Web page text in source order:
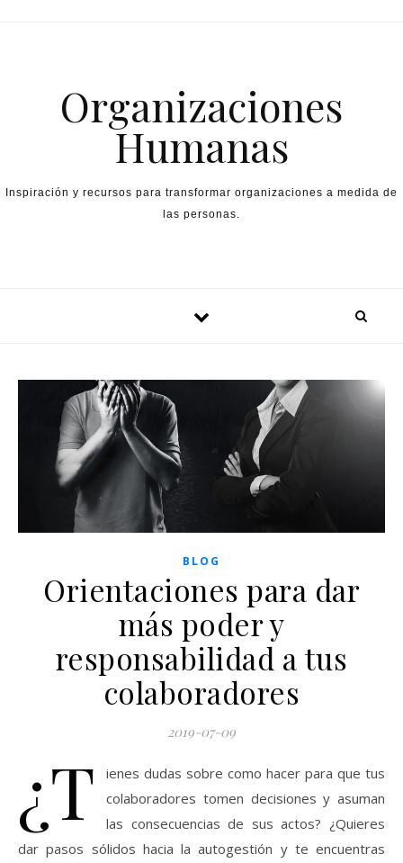
Organizaciones
Humanas
Inspiración y recursos para transformar organizaciones a medida de
las personas.
BLOG
Orientaciones para dar
más poder y
responsabilidad a tus
colaboradores
2019-07-09
¿T
ienes dudas sobre como hacer para que tus
colaboradores tomen decisiones y asuman
las consecuencias de sus actos? ¿Quieres
dar pasos sólidos hacia la autogestión y te encuentras